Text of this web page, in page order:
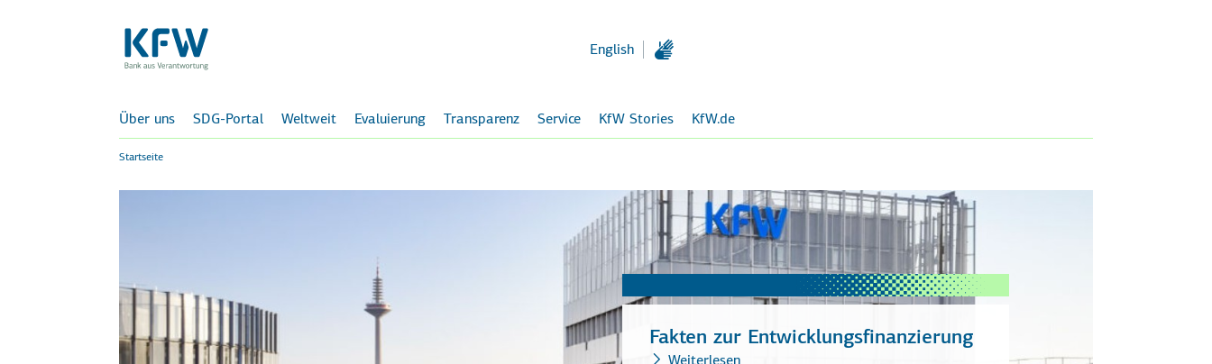
English
Über uns SDG-Portal Weltweit Evaluierung Transparenz Service KfW Stories KfW.de
Startseite
Fakten zur Entwicklungsfinanzierung